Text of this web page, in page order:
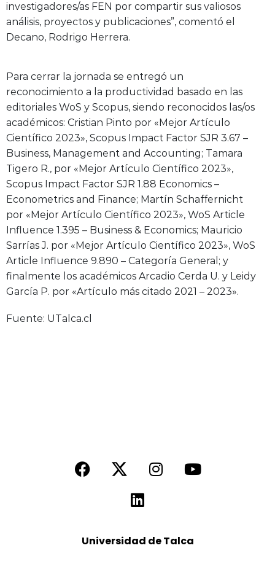
investigadores/as FEN por compartir sus valiosos
análisis, proyectos y publicaciones”, comentó el
Decano, Rodrigo Herrera.
Para cerrar la jornada se entregó un
reconocimiento a la productividad basado en las
editoriales WoS y Scopus, siendo reconocidos las/os
académicos: Cristian Pinto por «Mejor Artículo
Científico 2023», Scopus Impact Factor SJR 3.67 –
Business, Management and Accounting; Tamara
Tigero R., por «Mejor Artículo Científico 2023»,
Scopus Impact Factor SJR 1.88 Economics –
Econometrics and Finance; Martín Schaffernicht
por «Mejor Artículo Científico 2023», WoS Article
Influence 1.395 – Business & Economics; Mauricio
Sarrías J. por «Mejor Artículo Científico 2023», WoS
Article Influence 9.890 – Categoría General; y
finalmente los académicos Arcadio Cerda U. y Leidy
García P. por «Artículo más citado 2021 – 2023».
Fuente: UTalca.cl
Universidad de Talca